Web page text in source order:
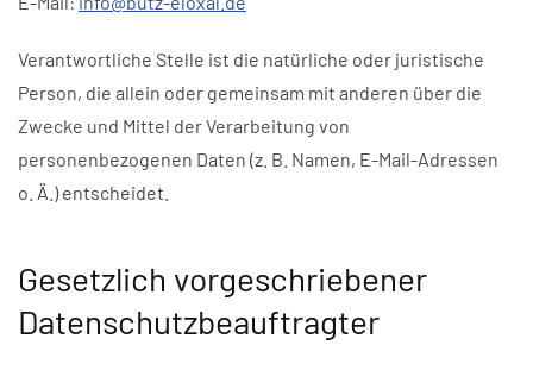
Verantwortliche Stelle ist die natürliche oder juristische
Person, die allein oder gemeinsam mit anderen über die
Zwecke und Mittel der Verarbeitung von
personenbezogenen Daten (z. B. Namen, E-Mail-Adressen
o. Ä.) entscheidet.
Gesetzlich vorgeschriebener
Datenschutzbeauftragter